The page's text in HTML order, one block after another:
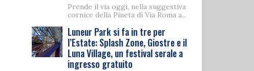
Prende il via oggi, nella suggestiva
cornice della Pineta di Via Roma a...
Luneur Park si fa in tre per
l’Estate: Splash Zone, Giostre e il
Luna Village, un festival serale a
ingresso gratuito